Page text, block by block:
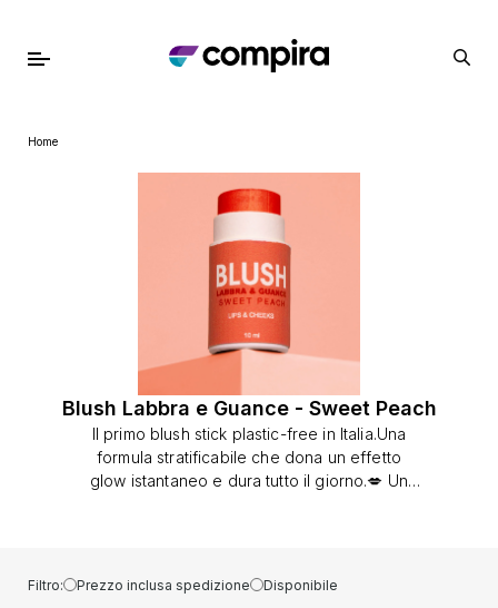
Home
Blush Labbra e Guance - Sweet Peach
Il primo blush stick plastic-free in Italia.Una
formula stratificabile che dona un effetto
glow istantaneo e dura tutto il giorno.💋 Un
illuminante.🍑 Profuma di pesca: ma senza
zucchero.📦 Formato da 10ml: il doppio
Filtro: Prezzo inclusa spedizione Disponibile